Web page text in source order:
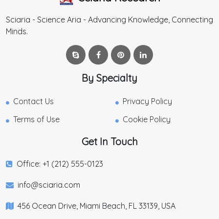
Sciaria - Science Aria - Advancing Knowledge, Connecting
Minds.
By Specialty
Contact Us
Privacy Policy
Terms of Use
Cookie Policy
Get In Touch
Office: +1 (212) 555-0123
info@sciaria.com
456 Ocean Drive, Miami Beach, FL 33139, USA